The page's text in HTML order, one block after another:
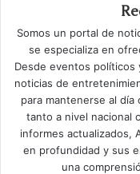
Somos un portal de
se especializa en
Desde eventos políticos
noticias de
para mantenerse al
tanto a nivel nacional
informes actualizados,
en profundidad y sus
una